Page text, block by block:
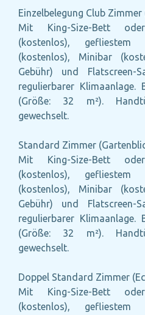
Einzelbelegung Club
Mit King-Size-Bett
(kostenlos), gefliestem
(kostenlos), Minibar
Gebühr) und Flatscreen-
regulierbarer Klimaanlage.
(Größe: 32 m²).
gewechselt.
Standard Zimmer
Mit King-Size-Bett
(kostenlos), gefliestem
(kostenlos), Minibar
Gebühr) und Flatscreen-
regulierbarer Klimaanlage.
(Größe: 32 m²).
gewechselt.
Doppel Standard Zimmer
Mit King-Size-Bett
(kostenlos), gefliestem